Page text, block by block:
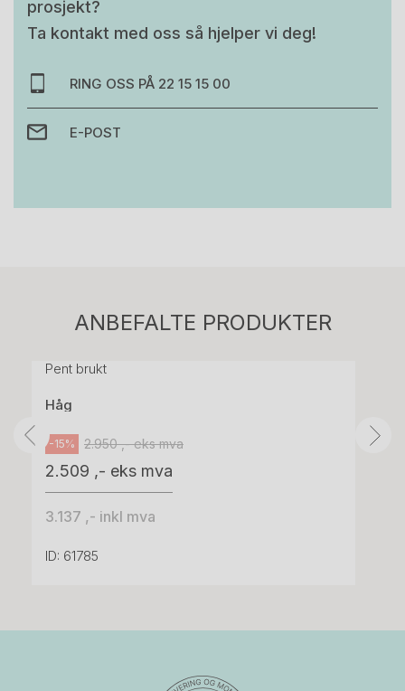
prosjekt?
Ta kontakt med oss så hjelper vi deg!
RING OSS PÅ 22 15 15 00
E-POST
ANBEFALTE PRODUKTER
H05 5600 Swingback-armlene Mørk
Pent brukt
Håg
-15% 2.950 ,- eks mva
2.509 ,- eks mva
3.137 ,- inkl mva
ID: 61785